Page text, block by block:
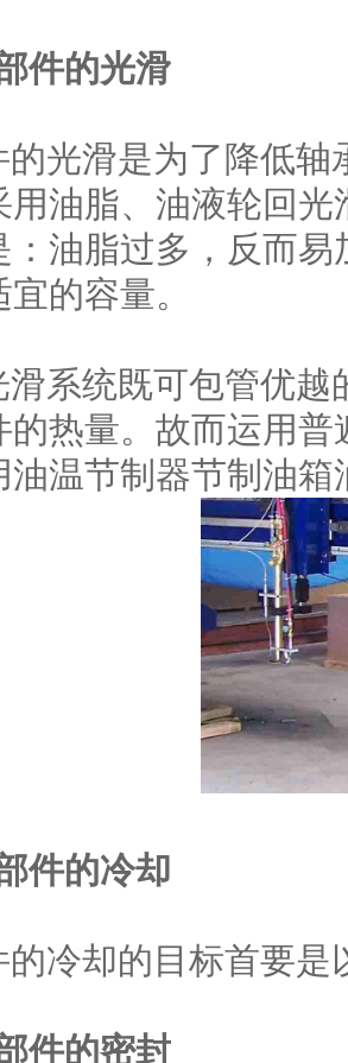
件的光滑
的光滑是为了降低
用油脂、油液轮回
：油脂过多，反而
的容量。
滑系统既可包管优
的热量。故而运用
油温节制器节制油箱
件的冷却
的冷却的目标首要
件的密封